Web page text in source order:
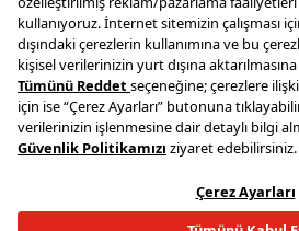
Uygulamamızı İndirin
Copyright © 2025 ENPLUS | Tüm